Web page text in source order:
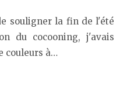
souligner la fin de l'été
du cocooning, j'avais
couleurs à…